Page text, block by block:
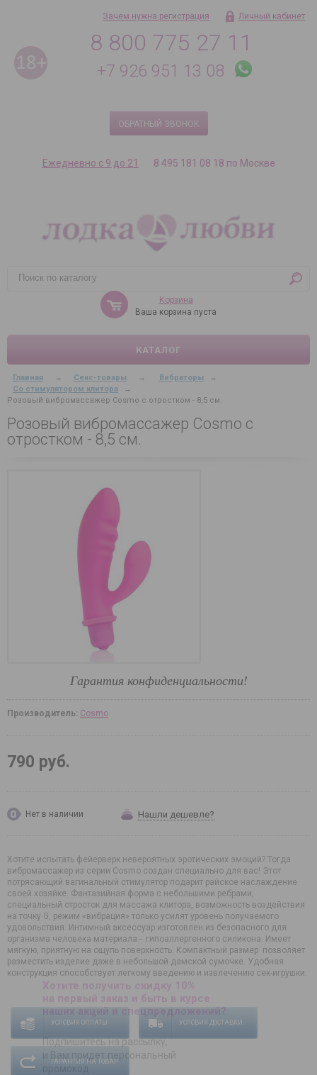
8 800 775 27 11
+7 926 951 13 08
ОБРАТНЫЙ ЗВОНОК
Зачем нужна регистрация Личный кабинет
Ежедневно с 9 до 21 8 495 181 08 18 по Москве
Корзина
Ваша корзина пуста
КАТАЛОГ
Главная → Секс-товары → Вибраторы
→
Со стимулятором клитора
→
Розовый вибромассажер Cosmo с отростком - 8,5 см.
Розовый вибромассажер Cosmo с
отростком - 8,5 см.
Гарантия конфиденциальности!
Производитель: Cosmo
790 руб.
Нет в наличии Нашли дешевле?
Хотите испытать фейерверк невероятных эротических эмоций? Тогда
вибромассажер из серии Cosmo создан специально для вас! Этот
потрясающий вагинальный стимулятор подарит райское наслаждение
своей хозяйке. Фантазийная форма с небольшими ребрами,
специальный отросток для массажа клитора, возможность воздействия
на точку G, режим «вибрация» только усилят уровень получаемого
удовольствия. Интимный аксессуар изготовлен из безопасного для
организма человека материала - гипоаллергенного силикона. Имеет
мягкую, приятную на ощупь поверхность. Компактный размер позволяет
разместить изделие даже в небольшой дамской сумочке. Удобная
конструкция способствует легкому введению и извлечению сек-игрушки.
УСЛОВИЯ ОПЛАТЫ УСЛОВИЯ ДОСТАВКИ
ГАРАНТИЯ НА ТОВАР
Хотите получить скидку 10%
на первый заказ и быть в курсе
наших акций и спецпредложений?
Подпишитесь на рассылку,
и Вам придет персональный
промокод